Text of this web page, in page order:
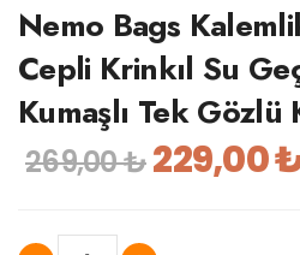
Nemo Bags
Cepli Krinkıl Su
Kumaşlı Tek
269,00 ₺229,00